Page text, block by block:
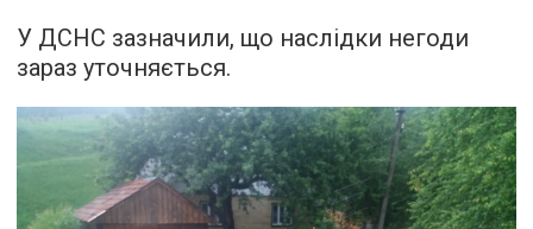
У ДСНС зазначили, що наслідки негоди
зараз уточняється.